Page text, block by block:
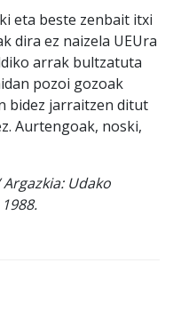
eta beste zenbait itxi
dira ez naizela UEUra
arrak bultzatuta
pozoi gozoak
bidez jarraitzen ditut
Aurtengoak, noski,
Udako